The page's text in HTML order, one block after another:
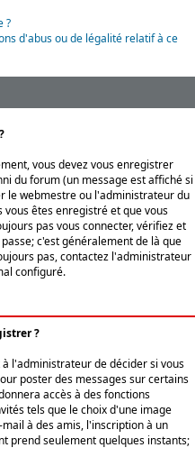
?
d'abus ou de légalité relatif à ce
vous devez vous enregistrer
du forum (un message est affiché si
le webmestre ou l'administrateur du
êtes enregistré et que vous
pas vous connecter, vérifiez et
c'est généralement de là que
pas, contactez l'administrateur
configuré.
?
l'administrateur de décider si vous
poster des messages sur certains
accès à des fonctions
tels que le choix d'une image
à des amis, l'inscription à un
prend seulement quelques instants;